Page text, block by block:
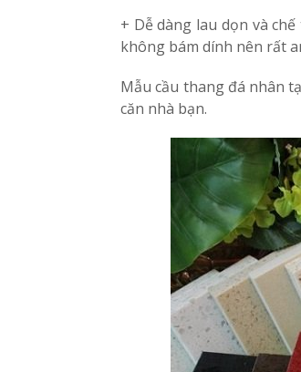
+ Dễ dàng lau dọn và
không bám dính nên rất
Mẫu cầu thang đá nhân
căn nhà bạn.